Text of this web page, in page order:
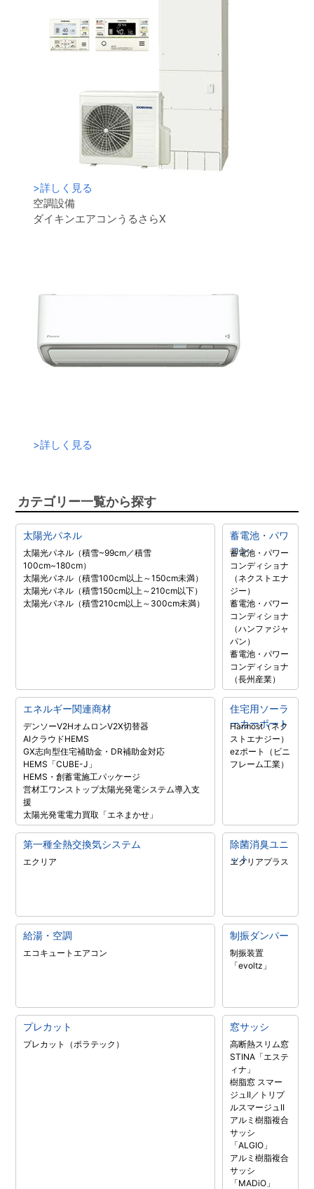
>詳しく見る
空調設備
ダイキンエアコンうるさらX
>詳しく見る
カテゴリー一覧から探す
太陽光パネル
太陽光パネル（積雪~99cm／積雪
100cm~180cm）
太陽光パネル（積雪100cm以上～150cm未満）
太陽光パネル（積雪150cm以上～210cm以下）
太陽光パネル（積雪210cm以上～300cm未満）
蓄電池・パワ
コン
蓄電池・パワー
コンディショナ
（ネクストエナ
ジー）
蓄電池・パワー
コンディショナ
（ハンファジャ
パン）
蓄電池・パワー
コンディショナ
（長州産業）
エネルギー関連商材
デンソーV2HオムロンV2X切替器
AIクラウドHEMS
GX志向型住宅補助金・DR補助金対応
HEMS「CUBE-J」
HEMS・創蓄電施工パッケージ
営材工ワンストップ太陽光発電システム導入支
援
太陽光発電電力買取「エネまかせ」
住宅用ソーラ
ーカーポート
Harmost（ネク
ストエナジー）
ezポート（ビニ
フレーム工業）
第一種全熱交換気システム
エクリア
除菌消臭ユニ
ット
エクリアプラス
給湯・空調
エコキュート エアコン
制振ダンパー
制振装置
「evoltz」
プレカット
プレカット（ポラテック）
窓サッシ
高断熱スリム窓
STINA「エステ
ィナ」
樹脂窓 スマー
ジュII／トリプ
ルスマージュII
アルミ樹脂複合
サッシ
「ALGIO」
アルミ樹脂複合
サッシ
「MADiO」